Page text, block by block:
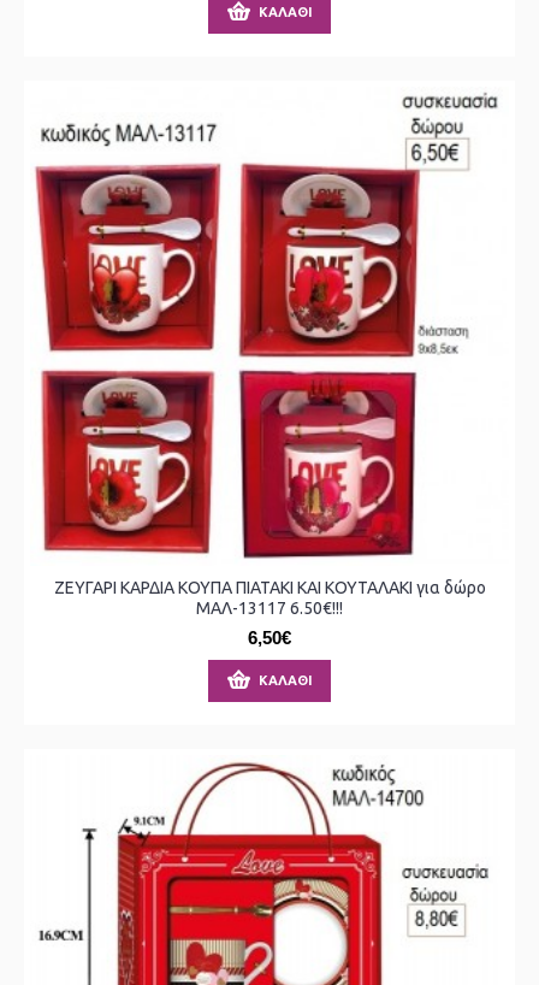
ΚΑΛΆΘΙ
ΖΕΥΓΑΡΙ ΚΑΡΔΙΑ ΚΟΥΠΑ ΠΙΑΤΑΚΙ ΚΑΙ ΚΟΥΤΑΛΑΚΙ για δώρο
ΜΑΛ-13117 6.50€!!!
6,50€
ΚΑΛΆΘΙ